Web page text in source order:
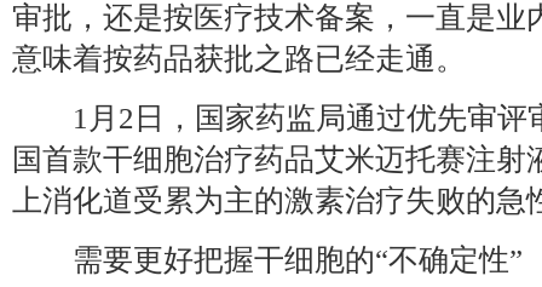
审批，还是按医疗技术备案，一直是业
意味着按药品获批之路已经走通。
1月2日，国家药监局通过优先审评
国首款干细胞治疗药品艾米迈托赛注射
上消化道受累为主的激素治疗失败的
需要更好把握干细胞的“不确定性”